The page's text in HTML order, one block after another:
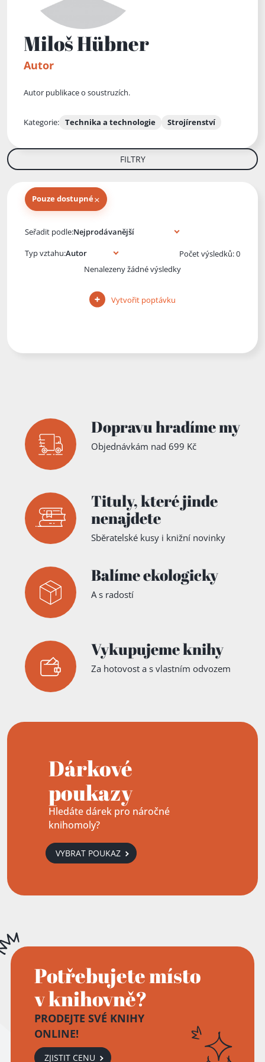
Miloš Hübner
Autor
Autor publikace o soustruzích.
Kategorie: Technika a technologie Strojírenství
FILTRY
Pouze dostupné×
Seřadit podle:
Typ vztahu:
Počet výsledků: 0
Nenalezeny žádné výsledky
Vytvořit poptávku
Dopravu hradíme my
Objednávkám nad 699 Kč
Tituly,které jinde
nenajdete
Sběratelské kusy i knižní novinky
Balíme ekologicky
A s radostí
Vykupujeme knihy
Za hotovost a s vlastním odvozem
Dárkové
poukazy
Hledáte dárek pro náročné
knihomoly?
VYBRAT POUKAZ
Potřebujete místo
v knihovně?
PRODEJTE SVÉ KNIHY
ONLINE!
ZJISTIT CENU